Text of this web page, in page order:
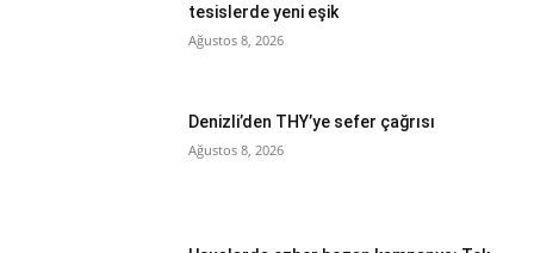
tesislerde yeni eşik
Ağustos 8, 2026
Denizli’den THY’ye sefer çağrısı
Ağustos 8, 2026